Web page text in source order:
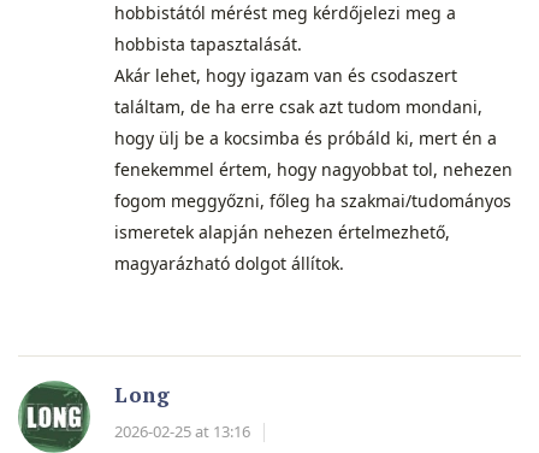
hobbistától mérést meg kérdőjelezi meg a
hobbista tapasztalását.
Akár lehet, hogy igazam van és csodaszert
találtam, de ha erre csak azt tudom mondani,
hogy ülj be a kocsimba és próbáld ki, mert én a
fenekemmel értem, hogy nagyobbat tol, nehezen
fogom meggyőzni, főleg ha szakmai/tudományos
ismeretek alapján nehezen értelmezhető,
magyarázható dolgot állítok.
Long
2026-02-25 at 13:16